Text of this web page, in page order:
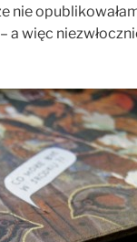
nie
– a więc